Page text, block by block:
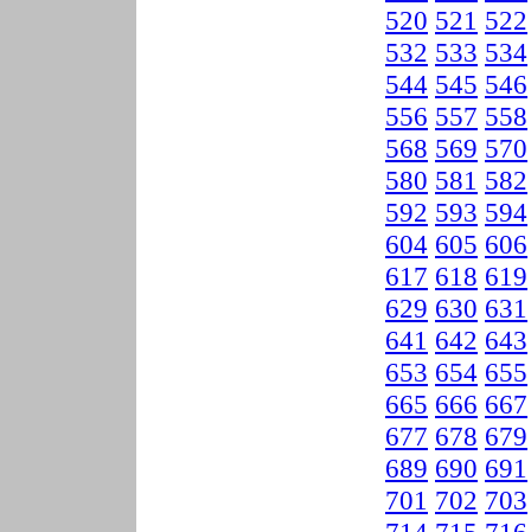
520 521 522
532 533 534
544 545 546
556 557 558
568 569 570
580 581 582
592 593 594
604 605 606
617 618 619
629 630 631
641 642 643
653 654 655
665 666 667
677 678 679
689 690 691
701 702 703